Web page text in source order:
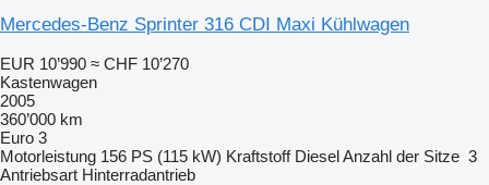
Mercedes-Benz Sprinter 316 CDI Maxi Kühlwagen
EUR 10’990 ≈ CHF 10’270
Kastenwagen
2005
360’000 km
Euro 3
Motorleistung 156 PS (115 kW) Kraftstoff DieselAnzahl der Sitze 3
Antriebsart Hinterradantrieb